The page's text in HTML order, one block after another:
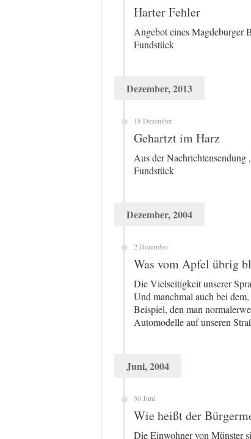
Harter Fehler
Angebot eines Magdeburger
Fundstück
Dezember, 2013
18 Dezember
Gehartzt im Harz
Aus der
Fundstück
Dezember, 2004
2 Dezember
Was vom Apfel übrig
Die Vielseitigkeit unserer
Und manchmal auch bei
Beispiel, den man
Automodelle auf unseren
Juni, 2004
30 Juni
Wie heißt der
Die Einwohner von Münster